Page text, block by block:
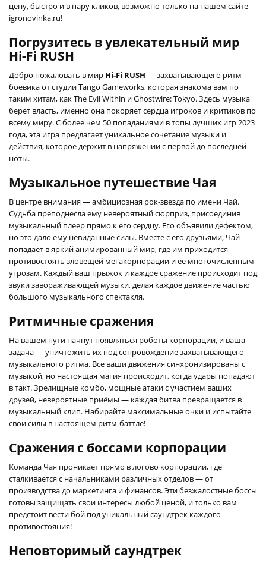
цену, быстро и в пару кликов, возможно только на нашем сайте
igronovinka.ru!
Погрузитесь в увлекательный мир
Hi-Fi RUSH
Добро пожаловать в мир Hi-Fi RUSH — захватывающего ритм-
боевика от студии Tango Gameworks, которая знакома вам по
таким хитам, как The Evil Within и Ghostwire: Tokyo. Здесь музыка
берет власть, именно она покоряет сердца игроков и критиков по
всему миру. С более чем 50 попаданиями в топы лучших игр 2023
года, эта игра предлагает уникальное сочетание музыки и
действия, которое держит в напряжении с первой до последней
ноты.
Музыкальное путешествие Чая
В центре внимания — амбициозная рок-звезда по имени Чай.
Судьба преподнесла ему невероятный сюрприз, присоединив
музыкальный плеер прямо к его сердцу. Его объявили дефектом,
но это дало ему невиданные силы. Вместе с его друзьями, Чай
попадает в яркий анимированный мир, где им приходится
противостоять зловещей мегакорпорации и ее многочисленным
угрозам. Каждый ваш прыжок и каждое сражение происходит под
звуки завораживающей музыки, делая каждое движение частью
большого музыкального спектакля.
Ритмичные сражения
На вашем пути начнут появляться роботы корпорации, и ваша
задача — уничтожить их под сопровождение захватывающего
музыкального ритма. Все ваши движения синхронизированы с
музыкой, но настоящая магия происходит, когда удары попадают
в такт. Зрелищные комбо, мощные атаки с участием ваших
друзей, невероятные приёмы — каждая битва превращается в
музыкальный клип. Набирайте максимальные очки и испытайте
свои силы в настоящем ритм-баттле!
Сражения с боссами корпорации
Команда Чая проникает прямо в логово корпорации, где
сталкивается с начальниками различных отделов — от
производства до маркетинга и финансов. Эти безжалостные боссы
готовы защищать свои интересы любой ценой, и только вам
предстоит вести бой под уникальный саундтрек каждого
противостояния!
Неповторимый саундтрек